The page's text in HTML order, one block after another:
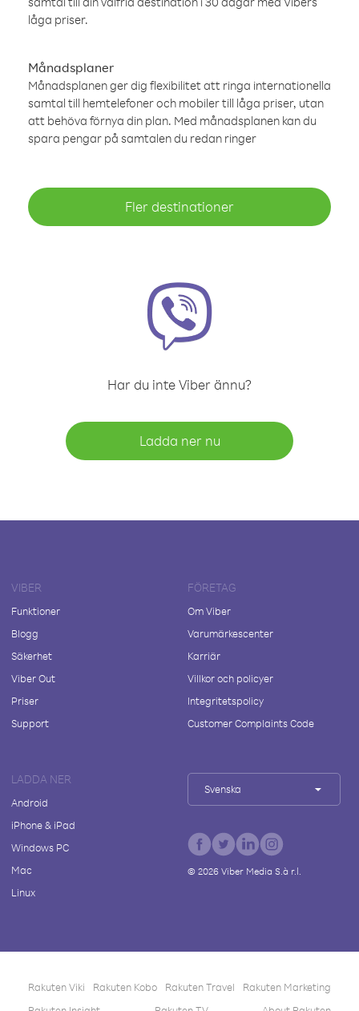
låga priser.
Månadsplaner
Månadsplanen ger dig flexibilitet att ringa internationella
samtal till hemtelefoner och mobiler till låga priser, utan
att behöva förnya din plan. Med månadsplanen kan du
spara pengar på samtalen du redan ringer
Fler destinationer
Har du inte Viber ännu?
Ladda ner nu
VIBER
Funktioner
Blogg
Säkerhet
Viber Out
Priser
Support
FÖRETAG
Om Viber
Varumärkescenter
Karriär
Villkor och policyer
Integritetspolicy
Customer Complaints Code
LADDA NER
Android
iPhone & iPad
Windows PC
Mac
Linux
Svenska
© 2026Viber Media S.à r.l.
Rakuten Viki Rakuten Kobo Rakuten Travel
Rakuten Marketing